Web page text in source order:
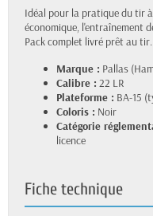
Idéal pour la pratique du tir
économique, l'entraînement
Pack complet livré prêt au tir.
Marque : Pallas
Calibre : 22 LR
Plateforme : BA-15
Coloris : Noir
Catégorie
licence
Fiche technique